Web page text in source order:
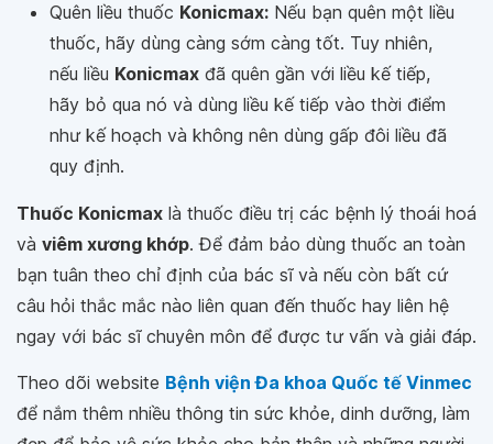
Quên liều thuốc Konicmax: Nếu bạn quên một liều
thuốc, hãy dùng càng sớm càng tốt. Tuy nhiên,
nếu liều Konicmax đã quên gần với liều kế tiếp,
hãy bỏ qua nó và dùng liều kế tiếp vào thời điểm
như kế hoạch và không nên dùng gấp đôi liều đã
quy định.
Thuốc Konicmax là thuốc điều trị các bệnh lý thoái hoá
và viêm xương khớp. Để đảm bảo dùng thuốc an toàn
bạn tuân theo chỉ định của bác sĩ và nếu còn bất cứ
câu hỏi thắc mắc nào liên quan đến thuốc hay liên hệ
ngay với bác sĩ chuyên môn để được tư vấn và giải đáp.
Theo dõi website Bệnh viện Đa khoa Quốc tế Vinmec
để nắm thêm nhiều thông tin sức khỏe, dinh dưỡng, làm